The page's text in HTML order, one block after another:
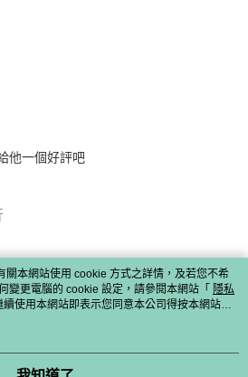
他一個好評吧
關本網站使用 cookie 方式之詳情，及若您不希
變更電腦的 cookie 設定，請參閱本網站「 隱私
續使用本網站即表示您同意本公司得按本網站使
。